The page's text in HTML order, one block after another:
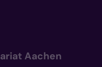
Aachen